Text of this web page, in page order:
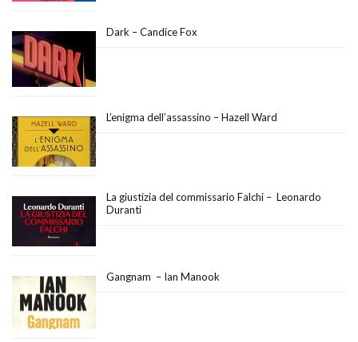
Dark – Candice Fox
L’enigma dell’assassino – Hazell Ward
La giustizia del commissario Falchi – Leonardo
Duranti
Gangnam – Ian Manook